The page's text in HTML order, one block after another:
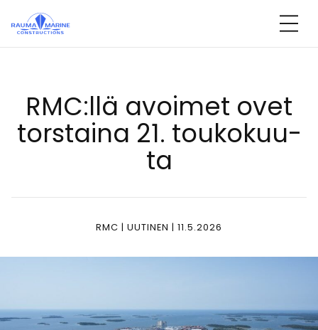
sisältöön
RMC:llä avoi­met ovet
tors­tai­na 21. tou­ko­kuu­
ta
RMC | UUTINEN | 11.5.2026